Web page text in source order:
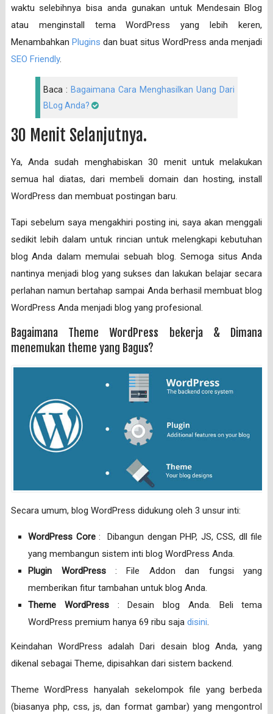
waktu selebihnya bisa anda gunakan untuk Mendesain Blog
atau menginstall tema WordPress yang lebih keren,
Menambahkan Plugins dan buat situs WordPress anda menjadi
SEO Friendly.
Baca : Bagaimana Cara Menghasilkan Uang Dari
BLog Anda?
30 Menit Selanjutnya.
Ya, Anda sudah menghabiskan 30 menit untuk melakukan
semua hal diatas, dari membeli domain dan hosting, install
WordPress dan membuat postingan baru.
Tapi sebelum saya mengakhiri posting ini, saya akan menggali
sedikit lebih dalam untuk rincian untuk melengkapi kebutuhan
blog Anda dalam memulai sebuah blog. Semoga situs Anda
nantinya menjadi blog yang sukses dan lakukan belajar secara
perlahan namun bertahap sampai Anda berhasil membuat blog
WordPress Anda menjadi blog yang profesional.
Bagaimana Theme WordPress bekerja & Dimana
menemukan theme yang Bagus?
Secara umum, blog WordPress didukung oleh 3 unsur inti:
WordPress Core: Dibangun dengan PHP, JS, CSS, dll file
yang membangun sistem inti blog WordPress Anda.
Plugin WordPress: File Addon dan fungsi yang
memberikan fitur tambahan untuk blog Anda.
Theme WordPress: Desain blog Anda. Beli tema
WordPress premium hanya 69 ribu sajadisini.
Keindahan WordPress adalah Dari desain blog Anda, yang
dikenal sebagai Theme, dipisahkan dari sistem backend.
Theme WordPress hanyalah sekelompok file yang berbeda
(biasanya php, css, js, dan format gambar) yang mengontrol